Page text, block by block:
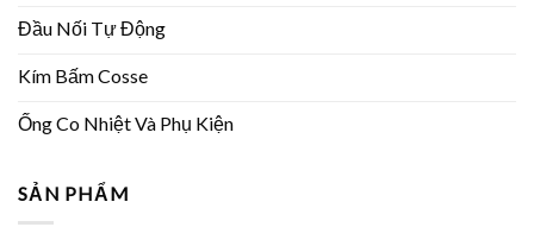
Đầu Nối Tự Động
Kím Bấm Cosse
Ống Co Nhiệt Và Phụ Kiện
SẢN PHẨM